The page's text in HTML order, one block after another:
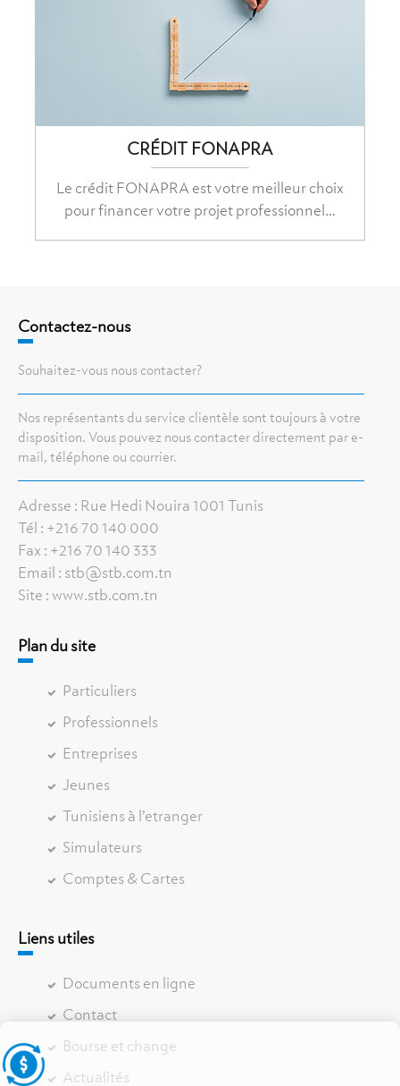
CRÉDIT FONAPRA
Le crédit FONAPRA est votre meilleur choix
pour financer votre projet professionnel…
Contactez-nous
Souhaitez-vous nous contacter?
Nos représentants du service clientèle sont toujours à votre
disposition. Vous pouvez nous contacter directement par e-
mail, téléphone ou courrier.
Adresse : Rue Hedi Nouira 1001 Tunis
Tél : +216 70 140 000
Fax : +216 70 140 333
Email : stb@stb.com.tn
Site : www.stb.com.tn
Plan du site
Particuliers
Professionnels
Entreprises
Jeunes
Tunisiens à l’etranger
Simulateurs
Comptes & Cartes
Liens utiles
Documents en ligne
Contact
Bourse et change
Actualités